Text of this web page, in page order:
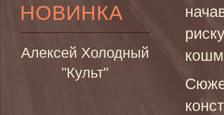
НОВИНКА
Алексей Холодный
"Культ"